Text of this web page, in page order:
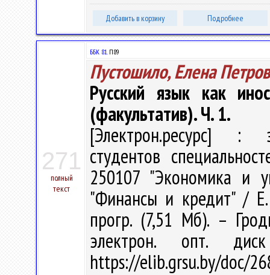
Добавить в корзину Подробнее
271
полный
текст
ББК 81.П89
Пустошило, Елена
Русский язык как
(факультатив). Ч. 1.
[Электрон.ресурс] :
студентов
250107 "Экономика и
"Финансы и кредит" / Е.
прогр. (7,51 Мб). –
электрон. опт.
https://elib.grsu.by/doc/